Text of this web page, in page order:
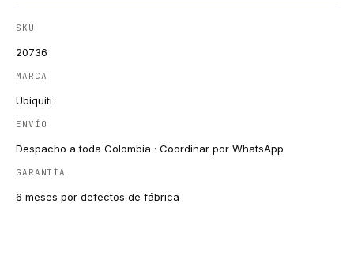
SKU
20736
MARCA
Ubiquiti
ENVÍO
Despacho a toda Colombia · Coordinar por WhatsApp
GARANTÍA
6 meses por defectos de fábrica